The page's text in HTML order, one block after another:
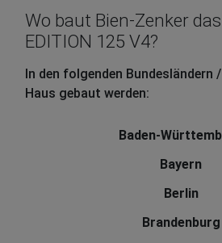
Wo baut Bien-Zenker
EDITION 125 V4?
In den folgenden Bundesländern
Haus gebaut werden:
Baden-
Bayern
Berlin
Brandenburg